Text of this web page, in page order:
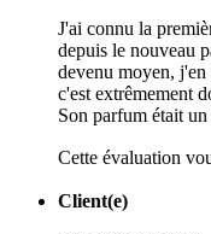
J'ai connu la
depuis le nouveau
devenu moyen, j'en
c'est extrêmement
Son parfum était
Cette évaluation
Client(e)